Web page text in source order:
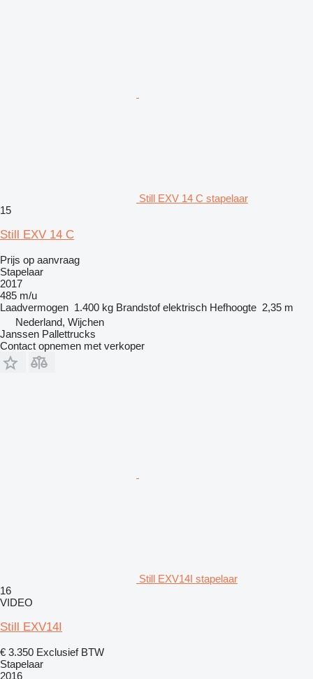
Still EXV 14 C stapelaar
15
Still EXV 14 C
Prijs op aanvraag
Stapelaar
2017
485 m/u
Laadvermogen 1.400 kg Brandstof elektrisch Hefhoogte 2,35 m
Nederland, Wijchen
Janssen Pallettrucks
Contact opnemen met verkoper
Still EXV14I stapelaar
16
VIDEO
Still EXV14I
€ 3.350 Exclusief BTW
Stapelaar
2016